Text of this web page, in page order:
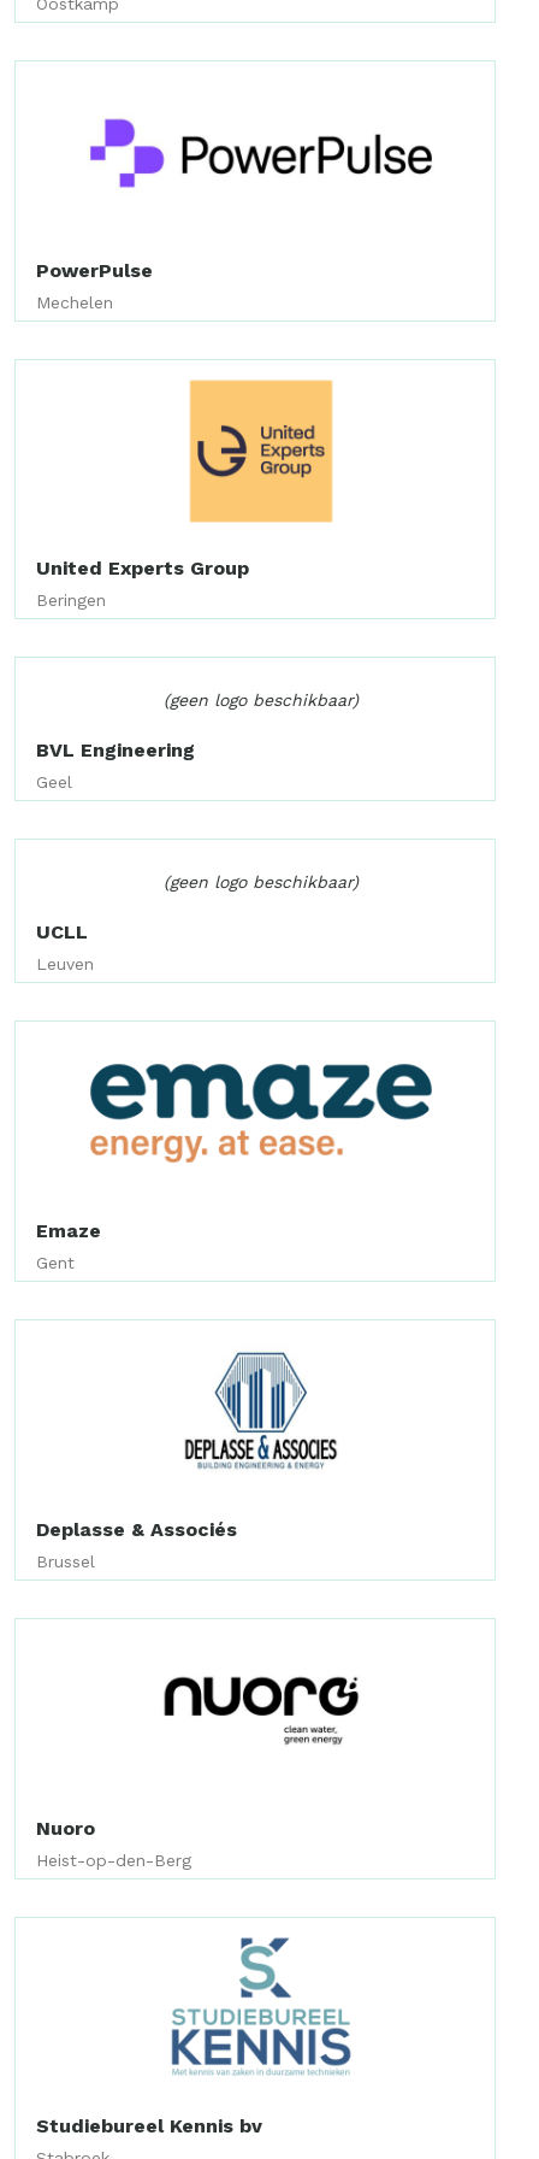
PowerPulse
Mechelen
United Experts Group
Beringen
(geen logo beschikbaar)
BVL Engineering
Geel
(geen logo beschikbaar)
UCLL
Leuven
Emaze
Gent
Deplasse & Associés
Brussel
Nuoro
Heist-op-den-Berg
Studiebureel Kennis bv